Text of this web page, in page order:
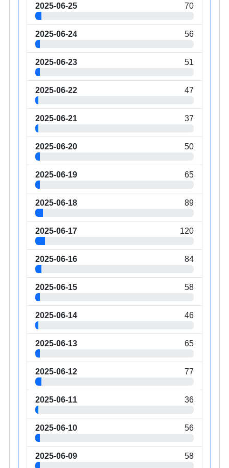
2025-06-25 70
2025-06-24 56
2025-06-23 51
2025-06-22 47
2025-06-21 37
2025-06-20 50
2025-06-19 65
2025-06-18 89
2025-06-17 120
2025-06-16 84
2025-06-15 58
2025-06-14 46
2025-06-13 65
2025-06-12 77
2025-06-11 36
2025-06-10 56
2025-06-09 58